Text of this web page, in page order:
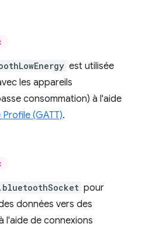
est utilisée
les appareils
consommation) à l'aide
(GATT).
pour
données vers des
l'aide de connexions